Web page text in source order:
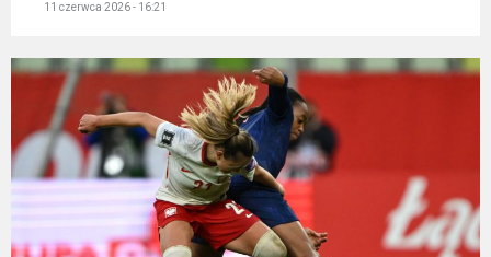
11 czerwca 2026 - 16:21